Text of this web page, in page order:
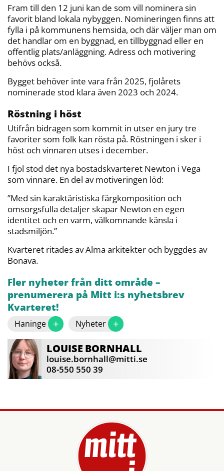
Fram till den 12 juni kan de som vill nominera sin
favorit bland lokala nybyggen. Nomineringen finns att
fylla i på kommunens hemsida, och där väljer man om
det handlar om en byggnad, en tillbyggnad eller en
offentlig plats/anläggning. Adress och motivering
behövs också.
Bygget behöver inte vara från 2025, fjolårets
nominerade stod klara även 2023 och 2024.
Röstning i höst
Utifrån bidragen som kommit in utser en jury tre
favoriter som folk kan rösta på. Röstningen i sker i
höst och vinnaren utses i december.
I fjol stod det nya bostadskvarteret Newton i Vega
som vinnare. En del av motiveringen löd:
”Med sin karaktäristiska färgkomposition och
omsorgsfulla detaljer skapar Newton en egen
identitet och en varm, välkomnande känsla i
stadsmiljön.”
Kvarteret ritades av Alma arkitekter och byggdes av
Bonava.
Fler nyheter från ditt område –
prenumerera på Mitt i:s nyhetsbrev
Kvarteret!
Haninge + Nyheter +
LOUISE BORNHALL
louise.bornhall@mitti.se
08-550 550 39